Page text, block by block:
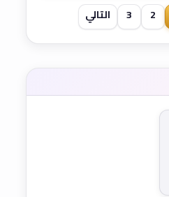
2
3 التالي